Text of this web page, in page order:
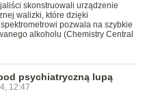
skonstruowali urządzenie
walizki, które dzięki
pozwala na szybkie
alkoholu (Chemistry Central
psychiatryczną lupą
12:47